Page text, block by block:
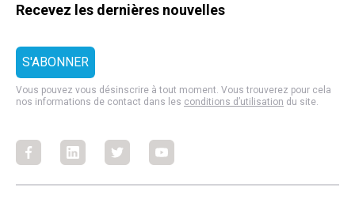
Recevez les dernières nouvelles
Vous pouvez vous désinscrire à tout moment. Vous trouverez pour cela
nos informations de contact dans les conditions d’utilisation du site.
FacebookFacebookFacebookFacebook